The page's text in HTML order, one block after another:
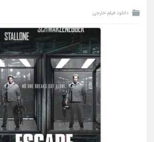
دانلود فیلم خارجی